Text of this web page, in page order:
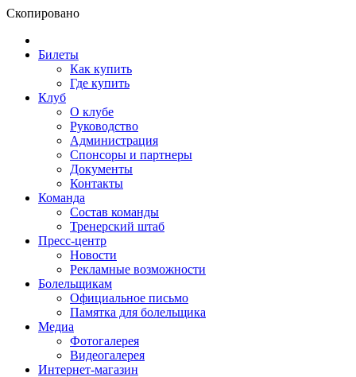
Скопировано
Билеты
Как купить
Где купить
Клуб
О клубе
Руководство
Администрация
Спонсоры и партнеры
Документы
Контакты
Команда
Состав команды
Тренерский штаб
Пресс-центр
Новости
Рекламные возможности
Болельщикам
Официальное письмо
Памятка для болельщика
Медиа
Фотогалерея
Видеогалерея
Интернет-магазин